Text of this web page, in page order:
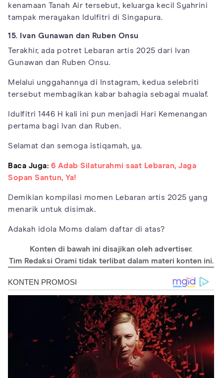
kenamaan Tanah Air tersebut, keluarga kecil Syahrini
tampak merayakan Idulfitri di Singapura.
15. Ivan Gunawan dan Ruben Onsu
Terakhir, ada potret Lebaran artis 2025 dari Ivan
Gunawan dan Ruben Onsu.
Melalui unggahannya di Instagram, kedua selebriti
tersebut membagikan kabar bahagia sebagai mualaf.
Idulfitri 1446 H kali ini pun menjadi Hari Kemenangan
pertama bagi Ivan dan Ruben.
Selamat dan semoga istiqamah, ya.
Baca Juga: 6 Adab Silaturahmi saat Lebaran, Jaga
Sopan Santun, Ya!
Demikian kompilasi momen Lebaran artis 2025 yang
menarik untuk disimak.
Adakah idola Moms dalam daftar di atas?
Konten di bawah ini disajikan oleh advertiser.
Tim Redaksi Orami tidak terlibat dalam materi konten ini.